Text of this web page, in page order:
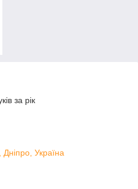
за рік
Україна